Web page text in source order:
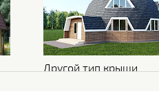
Эпоксидная серая
RUV2
Другой тип крыши